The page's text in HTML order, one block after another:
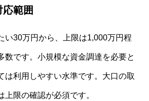
範囲
い30万円から、上限は1,000万円程
数です。小規模な資金調達を必要と
は利用しやすい水準です。大口の取
上限の確認が必須です。